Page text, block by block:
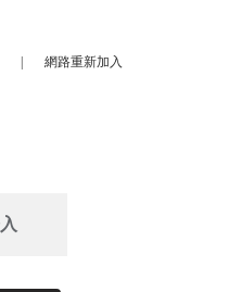
網路重新加入